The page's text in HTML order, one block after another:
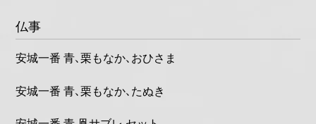
仏事
安城一番 青、栗もなか、おひさま
安城一番 青、栗もなか、たぬき